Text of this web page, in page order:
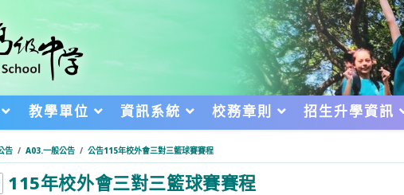
教學單位 資訊系統 校務章則 招生升學資訊
告 / A03.一般公告 / 公告115年校外會三對三籃球賽賽程
115年校外會三對三籃球賽賽程